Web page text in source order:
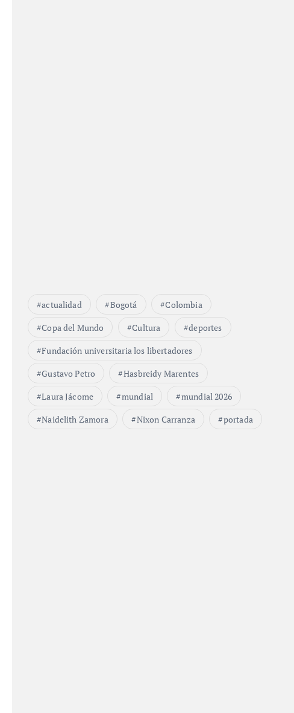
actualidad Bogotá
Colombia
Copa del Mundo
Cultura
deportes
Fundación universitaria los libertadores
Gustavo Petro
Hasbreidy Marentes
Laura Jácome
mundial
mundial 2026
Naidelith Zamora
Nixon Carranza portada